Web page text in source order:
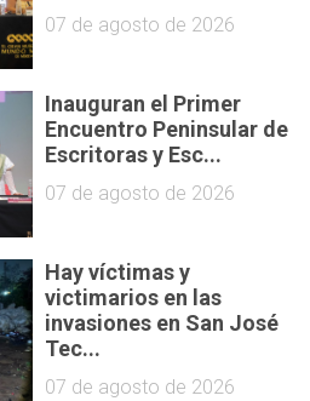
07 de agosto de 2026
Inauguran el Primer
Encuentro Peninsular de
Escritoras y Esc...
07 de agosto de 2026
Hay víctimas y
victimarios en las
invasiones en San José
Tec...
07 de agosto de 2026